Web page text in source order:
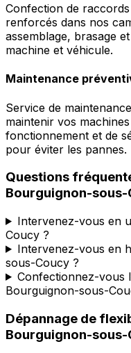
Confection de
renforcés dans nos
assemblage, brasage
machine et véhicule.
Maintenance
Service de
maintenir vos
fonctionnement et de
pour éviter les pannes.
Questions
Bourguignon-
Intervenez-vous en
Coucy ?
Intervenez-vous en
sous-Coucy ?
Confectionnez-vous
Bourguignon-sous-
Dépannage de
Bourguignon-